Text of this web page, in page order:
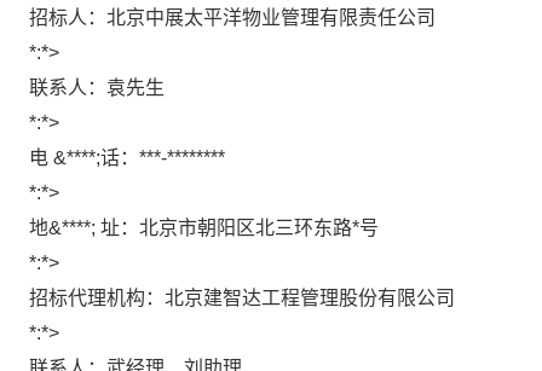
招标人： 北京中展太平洋物业管理有限责任公司
*:*>
联系人： 袁先生
*:*>
电 &****;话： ***-********
*:*>
地&****; 址：北京市朝阳区北三环东路*号
*:*>
招标代理机构：北京建智达工程管理股份有限公司
*:*>